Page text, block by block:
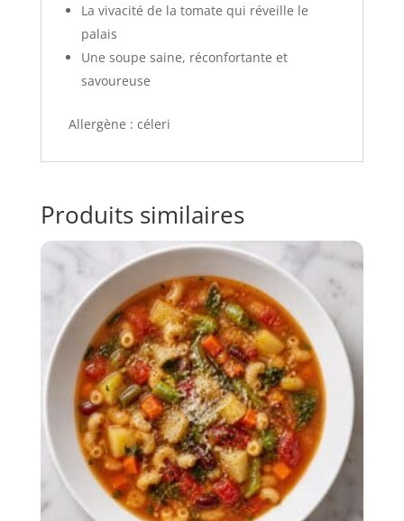
La vivacité de la tomate qui réveille le
palais
Une soupe saine, réconfortante et
savoureuse
Allergène : céleri
Produits similaires